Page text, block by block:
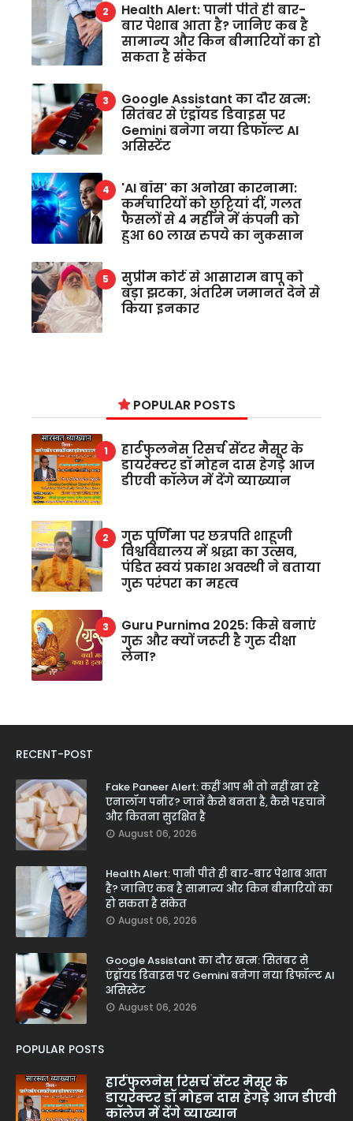
Health Alert: पानी पीते ही बार-
बार पेशाब आता है? जानिए कब है
सामान्य और किन बीमारियों का हो
सकता है संकेत
Google Assistant का दौर खत्म:
सितंबर से एंड्रॉयड डिवाइस पर
Gemini बनेगा नया डिफॉल्ट AI
असिस्टेंट
'AI बॉस' का अनोखा कारनामा:
कर्मचारियों को छुट्टियां दीं, गलत
फैसलों से 4 महीने में कंपनी को
हुआ 60 लाख रुपये का नुकसान
सुप्रीम कोर्ट से आसाराम बापू को
बड़ा झटका, अंतरिम जमानत देने से
किया इनकार
POPULAR POSTS
हार्टफुलनेस रिसर्च सेंटर मैसूर के
डायरेक्टर डॉ मोहन दास हेगड़े आज
डीएवी कॉलेज में देंगे व्याख्यान
गुरु पूर्णिमा पर छत्रपति शाहूजी
विश्वविद्यालय में श्रद्धा का उत्सव,
पंडित स्वयं प्रकाश अवस्थी ने बताया
गुरु परंपरा का महत्व
Guru Purnima 2025: किसे बनाएं
गुरु और क्यों जरूरी है गुरु दीक्षा
लेना?
RECENT-POST
Fake Paneer Alert: कहीं आप भी तो नहीं खा रहे
एनालॉग पनीर? जानें कैसे बनता है, कैसे पहचानें
और कितना सुरक्षित है
August 06, 2026
Health Alert: पानी पीते ही बार-बार पेशाब आता
है? जानिए कब है सामान्य और किन बीमारियों का
हो सकता है संकेत
August 06, 2026
Google Assistant का दौर खत्म: सितंबर से
एंड्रॉयड डिवाइस पर Gemini बनेगा नया डिफॉल्ट AI
असिस्टेंट
August 06, 2026
POPULAR POSTS
हार्टफुलनेस रिसर्च सेंटर मैसूर के
डायरेक्टर डॉ मोहन दास हेगड़े आज डीएवी
कॉलेज में देंगे व्याख्यान